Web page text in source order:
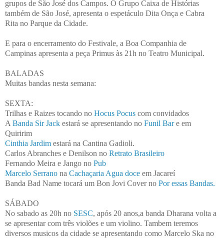
grupos de São José dos Campos. O Grupo Caixa de Histórias
também de São José, apresenta o espetáculo Dita Onça e Cabra
Rita no Parque da Cidade.
E para o encerramento do Festivale, a Boa Companhia de
Campinas apresenta a peça Primus às 21h no Teatro Municipal.
BALADAS
Muitas bandas nesta semana:
SEXTA:
Trilhas e Raizes tocando no Hocus Pocus com convidados
A Banda Sir Jack estará se apresentando no Funil Bare em
Quiririm
Cinthia Jardim estará na Cantina Gadioli.
Carlos Abranches e Denilson no Retrato Brasileiro
Fernando Meira e Jango no Pub
Marcelo Serrano na Cachaçaria Agua doce em Jacareí
Banda Bad Name tocará um Bon Jovi Cover no Por essas Bandas.
SÁBADO
No sabado as 20h no SESC, após 20 anos,a banda Dharana volta a
se apresentar com três violões e um violino. Tambem teremos
diversos musicos da cidade se apresentando como Marcelo Ska no